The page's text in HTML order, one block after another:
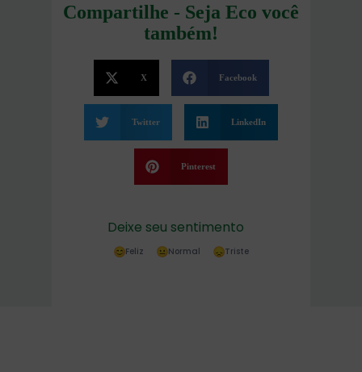
Compartilhe - Seja Eco você
também!
X Facebook
Twitter LinkedIn
Pinterest
Deixe seu sentimento
Feliz Normal Triste